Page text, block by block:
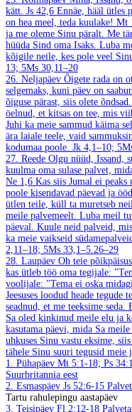
kätt. Js 42,6 Ennäe, hääl ütles
on hea meel, teda kuulake! Mt
ja me oleme Sinu päralt. Me
hüüda Sind oma Isaks. Luba
kõigile neile, kes pole veel
13; 5Ms 30,11–20
26. Neljapäev Õigete rada on
selgemaks, kuni päev on
õiguse pärast, siis olete õndsad.
öelnud, et kitsas on tee, mis
Juhi ka meie sammud käima
ära laiale teele, vaid
kodumaa poole. Jk 4,1–10;
27. Reede Olgu nüüd, Issand,
kuulma oma sulase palvet,
Ne 1,6 Kas siis Jumal ei
poole kisendavad päevad ja
ütlen teile, küll ta muretseb
meile palvemeelt. Luba meil
päeval. Kuule neid palveid,
ka meie vaikseid
2,11–18; 5Ms 33,1–5.26–29
28. Laupäev Oh teie
kas ütleb töö oma tegijale:
voolijale: "Tema ei oska
Jeesuses loodud heade
seadnud, et me teeksime seda.
Sa oled kinkinud meile elu ja
kasutama päevi, mida Sa
uhkuses Sinu vastu eksime,
tähele Sinu suuri tegusid meie
1. Pühapäev Mt 5:1-18; Ps
Suurbritannia eest
2. Esmaspäev Js 52:6-15
Tartu rahulepingu aastapäev
3. Teisipäev Fl 2:12-18